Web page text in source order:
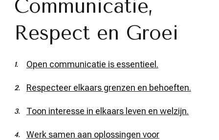
Communicatie,
Respect en Groei
Open communicatie is essentieel.
Respecteer elkaars grenzen en behoeften.
Toon interesse in elkaars leven en welzijn.
Werk samen aan oplossingen voor